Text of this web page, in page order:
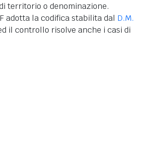
territorio o denominazione.
adotta la codifica stabilita dal D.M.
il controllo risolve anche i casi di